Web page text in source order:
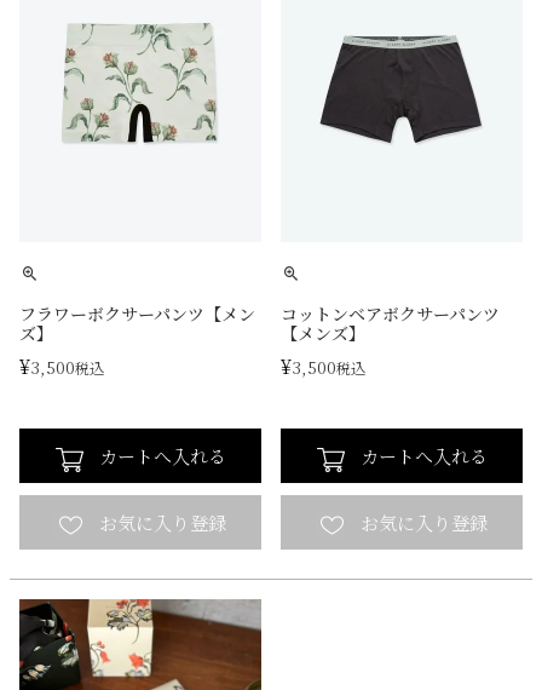
フラワーボクサーパンツ【メン
ズ】
¥3,500税込
カートへ入れる
コットンベアボクサーパンツ
【メンズ】
¥3,500税込
カートへ入れる